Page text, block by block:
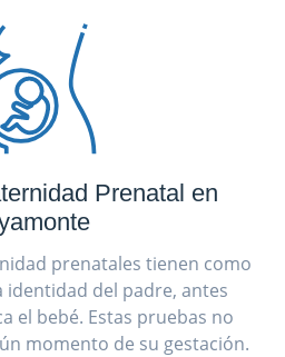
Prenatal en
prenatales tienen como
identidad del padre, antes
el bebé. Estas pruebas no
momento de su gestación.